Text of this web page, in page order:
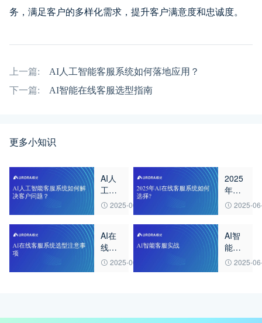
务，满足客户的多样化需求，提升客户满意度和忠诚度。
上一篇:
AI人工智能客服系统如何落地应用？
下一篇:
AI智能在线客服选型指南
更多小知识
AI人
工智
能客
何解
决客
户问
2025-06-23
2025
年AI
在线
如何
选择?
2025-
AI在
线客
服系2025-06-23
AI智
能客
服实2025-